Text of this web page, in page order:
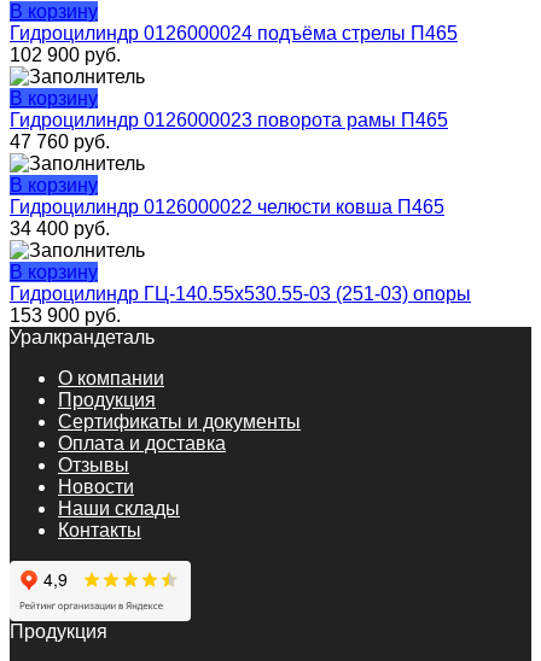
В корзину
Гидроцилиндр 0126000024 подъёма стрелы П465
102 900 руб.
В корзину
Гидроцилиндр 0126000023 поворота рамы П465
47 760 руб.
В корзину
Гидроцилиндр 0126000022 челюсти ковша П465
34 400 руб.
В корзину
Гидроцилиндр ГЦ-140.55х530.55-03 (251-03) опоры
153 900 руб.
Уралкрандеталь
О компании
Продукция
Сертификаты и документы
Оплата и доставка
Отзывы
Новости
Наши склады
Контакты
Продукция